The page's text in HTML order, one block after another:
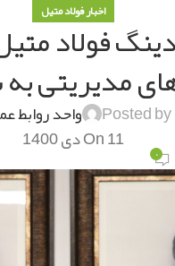
اخبار فولاد متیل
فولاد
مدیریتی
Posted by واحد روابط
On 11 دی 1400 ۰